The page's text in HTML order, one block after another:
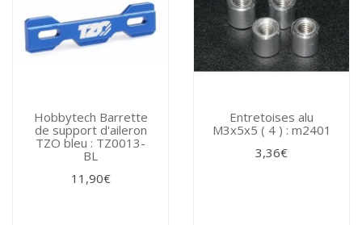
Hobbytech Barrette
de support d'aileron
TZO bleu : TZ0013-
BL
11,90€
Entretoises alu
M3x5x5 ( 4 ) : m2401
3,36€